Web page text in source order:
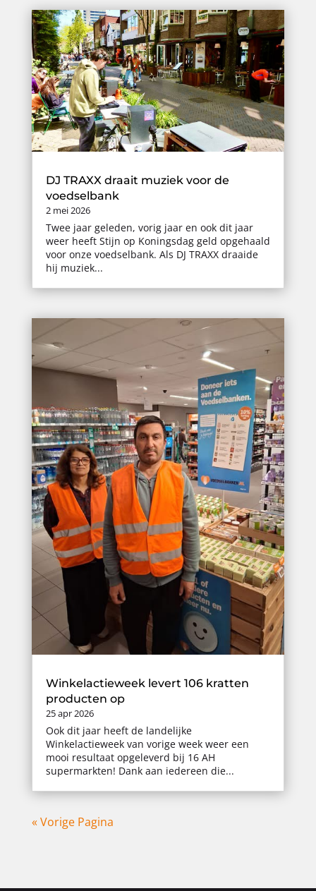
DJ TRAXX draait muziek voor de
voedselbank
2 mei 2026
Twee jaar geleden, vorig jaar en ook dit jaar
weer heeft Stijn op Koningsdag geld opgehaald
voor onze voedselbank. Als DJ TRAXX draaide
hij muziek...
Winkelactieweek levert 106 kratten
producten op
25 apr 2026
Ook dit jaar heeft de landelijke
Winkelactieweek van vorige week weer een
mooi resultaat opgeleverd bij 16 AH
supermarkten! Dank aan iedereen die...
« Vorige Pagina